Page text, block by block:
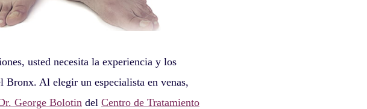
usted necesita la experiencia y los
Al elegir un especialista en venas,
George Bolotin del Centro de Tratamiento